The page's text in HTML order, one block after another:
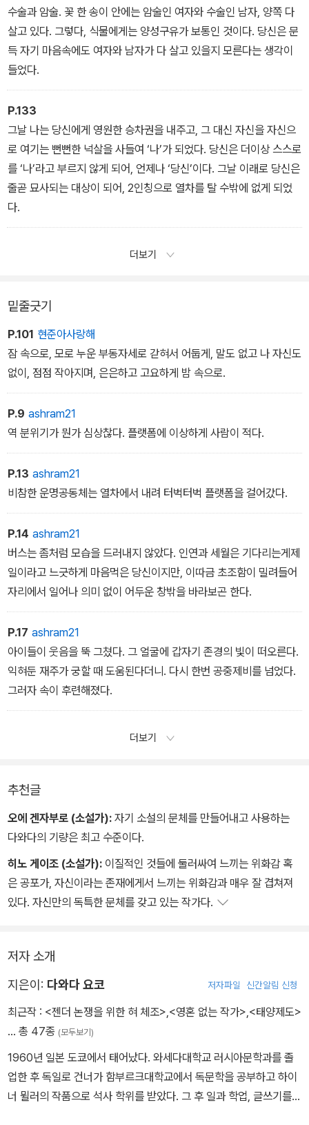
수술과 암술. 꽃 한 송이 안에는 암술인 여자와 수술인 남자, 양쪽 다
살고 있다. 그렇다, 식물에게는 양성구유가 보통인 것이다. 당신은 문
득 자기 마음속에도 여자와 남자가 다 살고 있을지 모른다는 생각이
들었다.
P.133
그날 나는 당신에게 영원한 승차권을 내주고, 그 대신 자신을 자신으
로 여기는 뻔뻔한 넉살을 사들여 ‘나’가 되었다. 당신은 더이상 스스로
를 ‘나’라고 부르지 않게 되어, 언제나 ‘당신’이다. 그날 이래로 당신은
줄곧 묘사되는 대상이 되어, 2인칭으로 열차를 탈 수밖에 없게 되었
다.
더보기
밑줄긋기
P.101 현준아사랑해
잠 속으로, 모로 누운 부동자세로 갇혀서 어둡게, 말도 없고 나 자신도
없이, 점점 작아지며, 은은하고 고요하게 밤 속으로.
P.9 ashram21
역 분위기가 뭔가 심상찮다. 플랫폼에 이상하게 사람이 적다.
P.13 ashram21
비참한 운명공동체는 열차에서 내려 터벅터벅 플랫폼을 걸어갔다.
P.14 ashram21
버스는 좀처럼 모습을 드러내지 않았다. 인연과 세월은 기다리는게제
일이라고 느긋하게 마음먹은 당신이지만, 이따금 초조함이 밀려들어
자리에서 일어나 의미 없이 어두운 창밖을 바라보곤 한다.
P.17 ashram21
아이들이 웃음을 뚝 그쳤다. 그 얼굴에 갑자기 존경의 빛이 떠오른다.
익혀둔 재주가 궁할 때 도움된다더니. 다시 한번 공중제비를 넘었다.
그러자 속이 후련해졌다.
더보기
추천글
오에 겐자부로 (소설가): 자기 소설의 문체를 만들어내고 사용하는
다와다의 기량은 최고 수준이다.
히노 게이조 (소설가): 이질적인 것들에 둘러싸여 느끼는 위화감 혹
은 공포가, 자신이라는 존재에게서 느끼는 위화감과 매우 잘 겹쳐져
있다. 자신만의 독특한 문체를 갖고 있는 작가다.
저자 소개
지은이: 다와다 요코 저자파일 신간알림 신청
최근작 : <젠더 논쟁을 위한 혀 체조> <영혼 없는 작가> <태양제도>
… 총 47종 (모두보기)
1960년 일본 도쿄에서 태어났다. 와세다대학교 러시아문학과를 졸
업한 후 독일로 건너가 함부르크대학교에서 독문학을 공부하고 하이
너 뮐러의 작품으로 석사 학위를 받았다. 그 후 일과 학업, 글쓰기를